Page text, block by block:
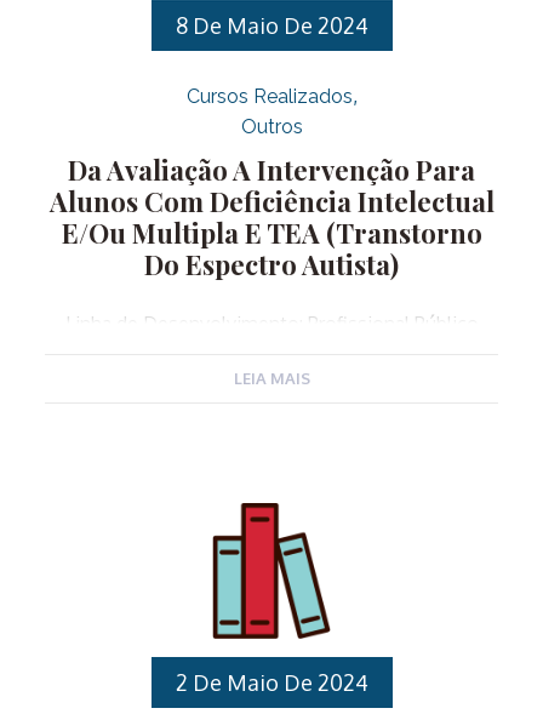
8 De Maio De 2024
Cursos Realizados
Outros
Da Avaliação A Intervenção Para
Alunos Com Deficiência Intelectual
E/ou Multipla E TEA (Transtorno
Do Espectro Autista)
Linha de Desenvolvimento: Profissional Público
Função Gratificada de Coordenadores Pedagógicos
Cidadania, Avenida Ipiranga 151, Várzea Paulista – SP
Horários:Manhã: 8h30 às 11h30Tarde: 13h00 às 16h00
Instrutores: Profissionais da APAE – Associações de
Pais e Amigos dos Excepcionais Conteúdo
Programático: Compreender a saúde Mental como
aliada ao manejo de comportamento
inadequado;Da avaliação a Intervenção; Aprender o
LEIA MAIS
2 De Maio De 2024